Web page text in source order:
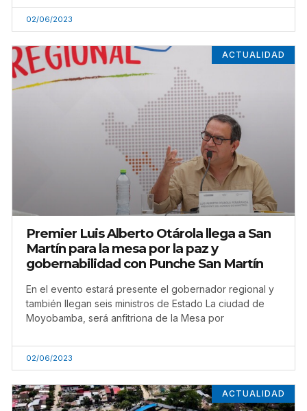
02/06/2023
ACTUALIDAD
Premier Luis Alberto Otárola llega a San
Martín para la mesa por la paz y
gobernabilidad con Punche San Martín
En el evento estará presente el gobernador regional y
también llegan seis ministros de Estado La ciudad de
Moyobamba, será anfitriona de la Mesa por
02/06/2023
ACTUALIDAD